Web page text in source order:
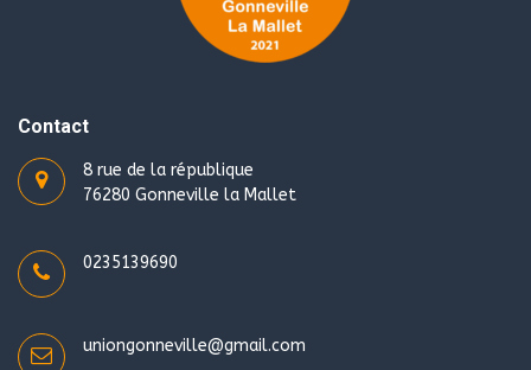
Contact
8 rue de la république
76280 Gonneville la Mallet
0235139690
uniongonneville@gmail.com